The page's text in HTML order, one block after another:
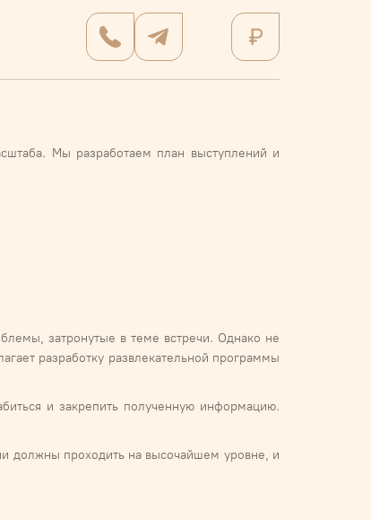
Мы разработаем план выступлений и
затронутые в теме встречи. Однако не
разработку развлекательной программы
и закрепить полученную информацию.
должны проходить на высочайшем уровне, и